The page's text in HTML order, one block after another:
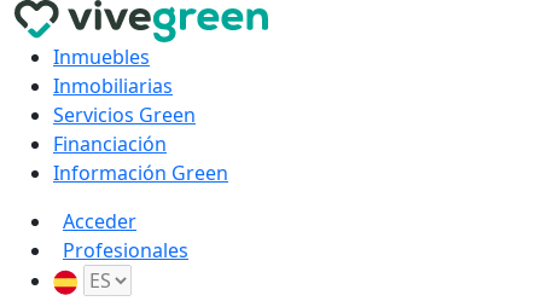
Inmuebles
Inmobiliarias
Servicios Green
Financiación
Información Green
Acceder
Profesionales